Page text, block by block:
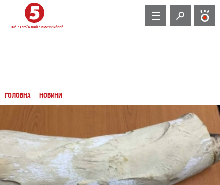
TV
ГОЛОВНА НОВИНИ